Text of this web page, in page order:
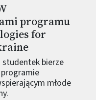
programu
for
studentek bierze
młode